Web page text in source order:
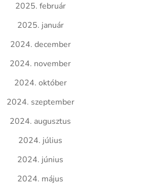
2025. február
2025. január
2024. december
2024. november
2024. október
2024. szeptember
2024. augusztus
2024. július
2024. június
2024. május